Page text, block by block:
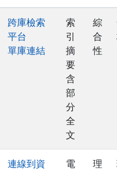
跨庫檢索
平台
單庫連結
索
引
摘
要
含
部
分
全
文
綜
合
性
連線到資
電
理